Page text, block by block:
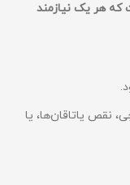
هر یک نیازمند
نقص یاتاقان‌ها، یا